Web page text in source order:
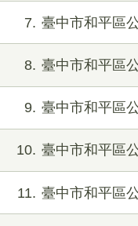
7 臺中市和平區
8 臺中市和平區
9 臺中市和平區
10 臺中市和平區
11 臺中市和平區